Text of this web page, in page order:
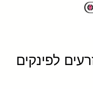
לפינקים